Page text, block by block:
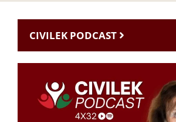
CIVILEK PODCAST